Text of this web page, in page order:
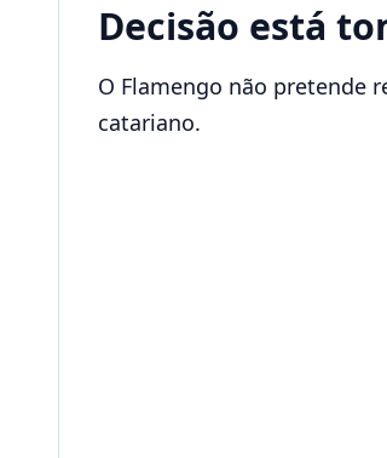
Decisão está
O Flamengo não pretende
catariano.